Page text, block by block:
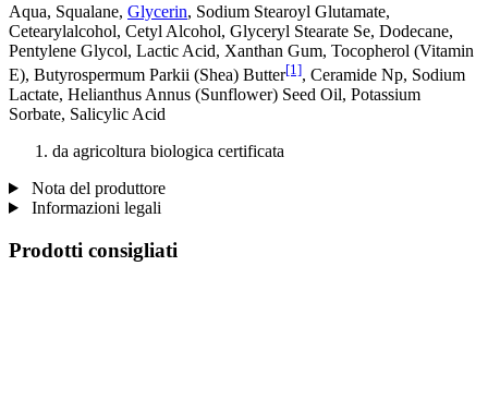
Aqua, Squalane, Glycerin, Sodium Stearoyl Glutamate,
Cetearylalcohol, Cetyl Alcohol, Glyceryl Stearate Se, Dodecane,
Pentylene Glycol, Lactic Acid, Xanthan Gum, Tocopherol (Vitamin
E), Butyrospermum Parkii (Shea) Butter[1], Ceramide Np, Sodium
Lactate, Helianthus Annus (Sunflower) Seed Oil, Potassium
Sorbate, Salicylic Acid
da agricoltura biologica certificata
Nota del produttore
Informazioni legali
Prodotti consigliati